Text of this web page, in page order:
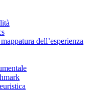
dell’esperienza